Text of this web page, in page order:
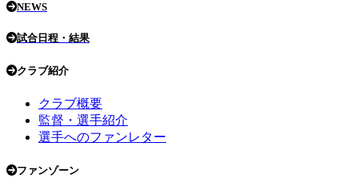
NEWS
試合日程・結果
クラブ紹介
クラブ概要
監督・選手紹介
選手へのファンレター
ファンゾーン